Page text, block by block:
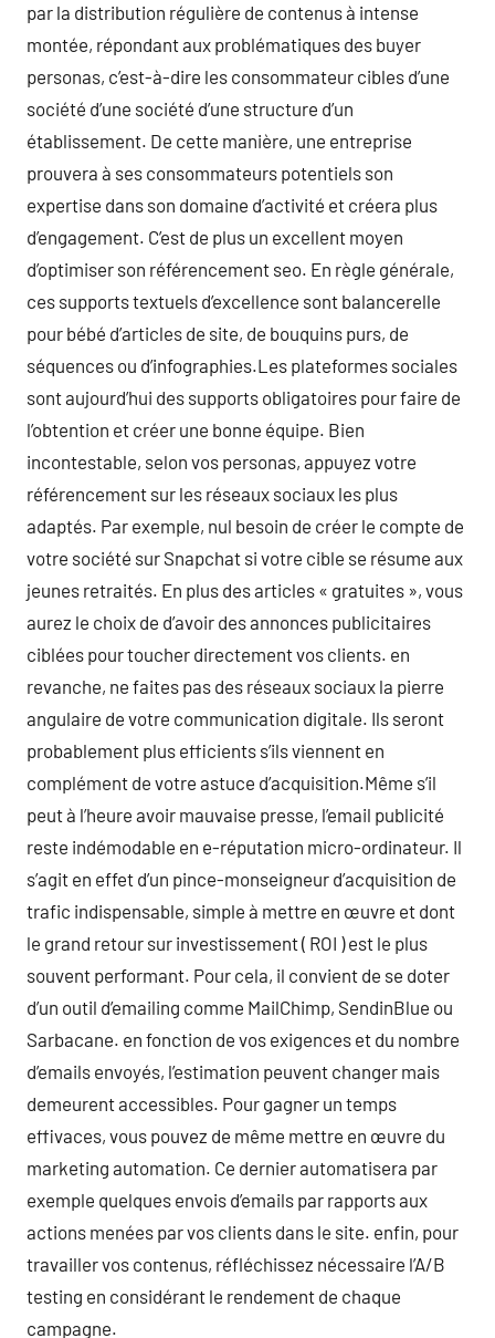
par la distribution régulière de contenus à intense
montée, répondant aux problématiques des buyer
personas, c’est-à-dire les consommateur cibles d’une
société d’une société d’une structure d’un
établissement. De cette manière, une entreprise
prouvera à ses consommateurs potentiels son
expertise dans son domaine d’activité et créera plus
d’engagement. C’est de plus un excellent moyen
d’optimiser son référencement seo. En règle générale,
ces supports textuels d’excellence sont balancerelle
pour bébé d’articles de site, de bouquins purs, de
séquences ou d’infographies.Les plateformes sociales
sont aujourd’hui des supports obligatoires pour faire de
l’obtention et créer une bonne équipe. Bien
incontestable, selon vos personas, appuyez votre
référencement sur les réseaux sociaux les plus
adaptés. Par exemple, nul besoin de créer le compte de
votre société sur Snapchat si votre cible se résume aux
jeunes retraités. En plus des articles « gratuites », vous
aurez le choix de d’avoir des annonces publicitaires
ciblées pour toucher directement vos clients. en
revanche, ne faites pas des réseaux sociaux la pierre
angulaire de votre communication digitale. Ils seront
probablement plus efficients s’ils viennent en
complément de votre astuce d’acquisition.Même s’il
peut à l’heure avoir mauvaise presse, l’email publicité
reste indémodable en e-réputation micro-ordinateur. Il
s’agit en effet d’un pince-monseigneur d’acquisition de
trafic indispensable, simple à mettre en œuvre et dont
le grand retour sur investissement ( ROI ) est le plus
souvent performant. Pour cela, il convient de se doter
d’un outil d’emailing comme MailChimp, SendinBlue ou
Sarbacane. en fonction de vos exigences et du nombre
d’emails envoyés, l’estimation peuvent changer mais
demeurent accessibles. Pour gagner un temps
effivaces, vous pouvez de même mettre en œuvre du
marketing automation. Ce dernier automatisera par
exemple quelques envois d’emails par rapports aux
actions menées par vos clients dans le site. enfin, pour
travailler vos contenus, réfléchissez nécessaire l’A/B
testing en considérant le rendement de chaque
campagne.